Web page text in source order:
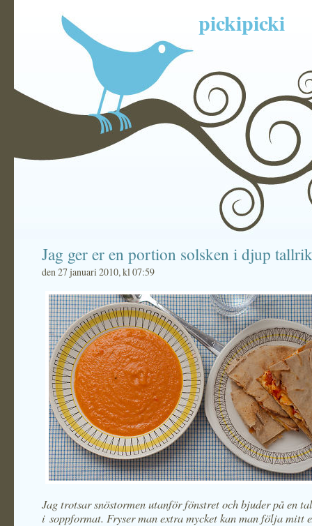
pickipicki
Jag ger er en portion solsken i djup tallrik
den 27 januari 2010, kl 07:59
Jag trotsar snöstormen utanför fönstret och bjuder på en
i soppformat. Fryser man extra mycket kan man följa mitt